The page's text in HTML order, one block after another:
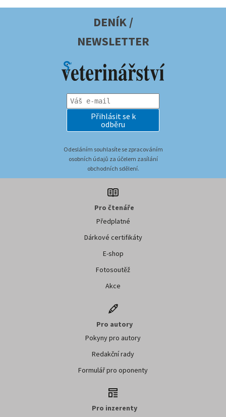
DENÍK /
NEWSLETTER
Přihlásit se k
odběru
Odesláním souhlasíte se zpracováním
osobních údajů za účelem zasílání
obchodních sdělení.
Pro čtenáře
Předplatné
Dárkové certifikáty
E-shop
Fotosoutěž
Akce
Pro autory
Pokyny pro autory
Redakční rady
Formulář pro oponenty
Pro inzerenty